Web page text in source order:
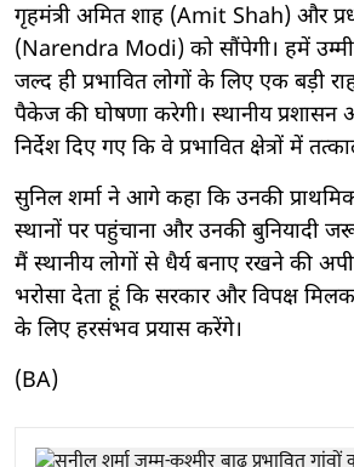
गृहमंत्री अमित शाह (Amit Shah) और
(Narendra Modi) को सौंपेगी। हमें
जल्द ही प्रभावित लोगों के लिए एक बड़ी
पैकेज की घोषणा करेगी। स्थानीय प्रशासन
निर्देश दिए गए कि वे प्रभावित क्षेत्रों में
सुनिल शर्मा ने आगे कहा कि उनकी
स्थानों पर पहुंचाना और उनकी बुनियादी
मैं स्थानीय लोगों से धैर्य बनाए रखने की
भरोसा देता हूं कि सरकार और विपक्ष
के लिए हरसंभव प्रयास करेंगे।
(BA)